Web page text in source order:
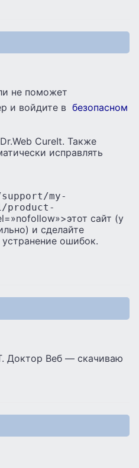
не поможет
и войдите в безопасном
CureIt. Также
исправлять
my-
product-
сайт (у
и сделайте
ошибок.
Доктор Веб — скачиваю